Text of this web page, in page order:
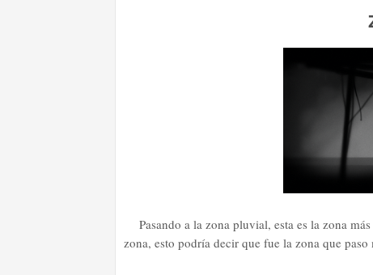
Pasando a la zona pluvial, esta es la zona
zona, esto podría decir que fue la zona que